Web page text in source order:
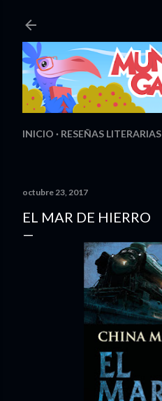
INICIO RESEÑAS LITERARIAS
octubre 23, 2017
EL MAR DE HIERRO